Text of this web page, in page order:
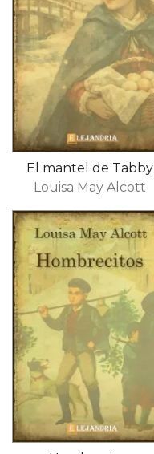
El mantel de Tabby
Louisa May Alcott